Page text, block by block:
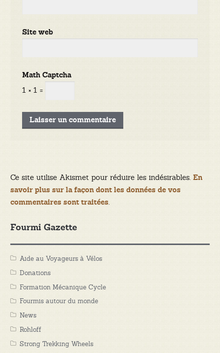
Site web
Math Captcha
1 × 1 =
Ce site utilise Akismet pour réduire les indésirables. En
savoir plus sur la façon dont les données de vos
commentaires sont traitées.
Fourmi Gazette
Aide au Voyageurs à Vélos
Donations
Formation Mécanique Cycle
Fourmis autour du monde
News
Rohloff
Strong Trekking Wheels